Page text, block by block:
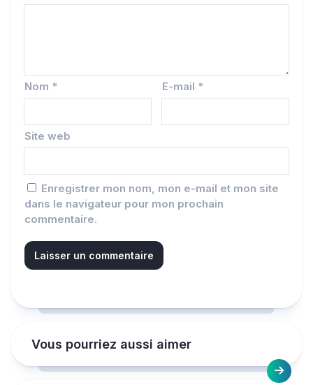
Nom * E-mail *
Site web
Enregistrer mon nom, mon e-mail et mon site
dans le navigateur pour mon prochain
commentaire.
Vous pourriez aussi aimer